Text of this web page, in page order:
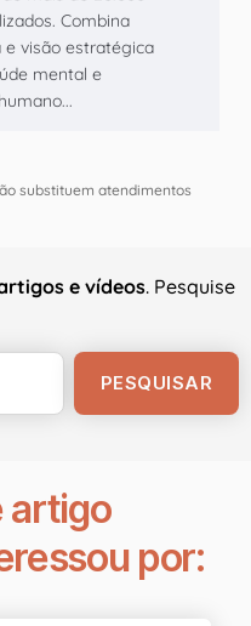
Combina
e visão estratégica
mental e
substituem atendimentos
e vídeos. Pesquise
artigo
por: